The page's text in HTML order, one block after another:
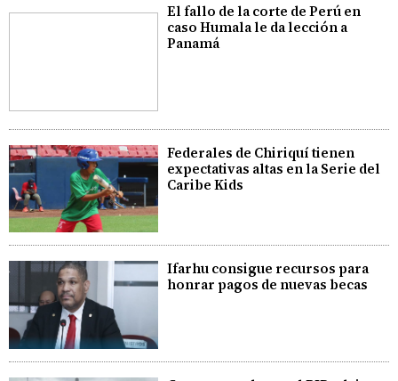
El fallo de la corte de Perú en
caso Humala le da lección a
Panamá
Federales de Chiriquí tienen
expectativas altas en la Serie del
Caribe Kids
Ifarhu consigue recursos para
honrar pagos de nuevas becas